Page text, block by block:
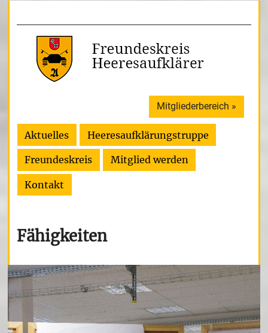
Mitgliederbereich »
Aktuelles Heeresaufklärungstruppe
Freundeskreis Mitglied werden
Kontakt
Fähigkeiten